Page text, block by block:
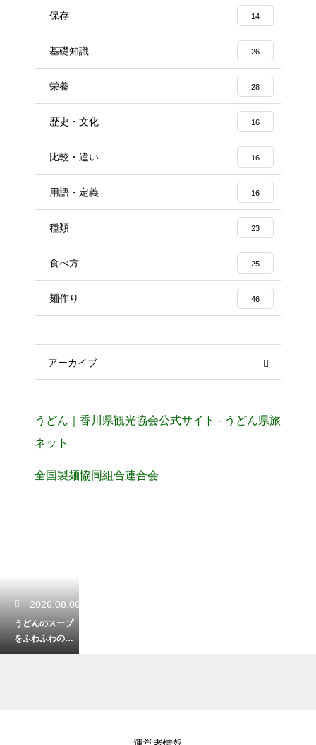
保存 14
基礎知識 26
栄養 28
歴史・文化 16
比較・違い 16
用語・定義 16
種類 23
食べ方 25
麺作り 46
アーカイブ
うどん｜香川県観光協会公式サイト - うどん県旅
ネット
全国製麺協同組合連合会
2026.08.06
うどんのスープ
をふわふわの卵
とじにするコ